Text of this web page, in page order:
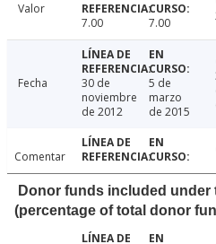
Valor
7.00
7.00
Fecha
30 de
noviembre
de 2012
5 de
marzo
de 2015
Comentar
Donor funds included under
(percentage of total donor